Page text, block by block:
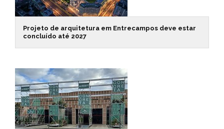
Projeto de arquitetura em Entrecampos deve estar
concluído até 2027